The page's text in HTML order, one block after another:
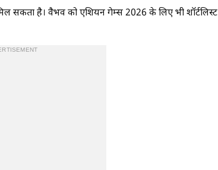
सकता है। वैभव को एशियन गेम्स 2026 के लिए भी शॉर्टलिस्ट